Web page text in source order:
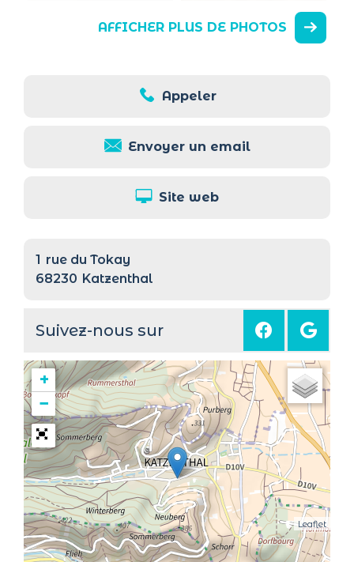
AFFICHER PLUS DE PHOTOS
Appeler
Envoyer un email
Site web
1 rue du Tokay
68230 Katzenthal
Suivez-nous sur
+
−
Leaflet